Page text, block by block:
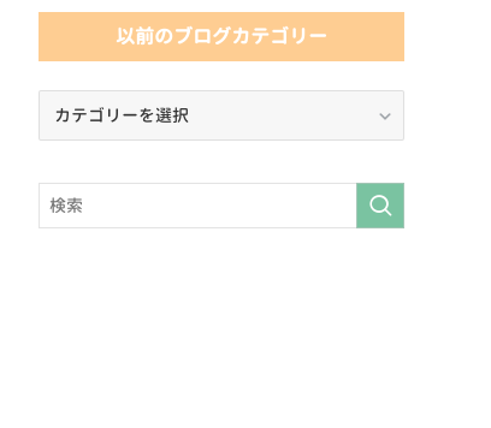
以前のブログカテゴリー
ブ
ロ
グ